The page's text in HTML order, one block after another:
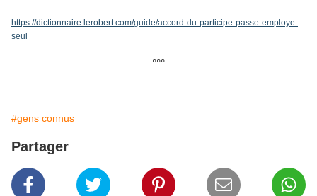
https://dictionnaire.lerobert.com/guide/accord-du-participe-passe-employe-
seul
°°°
#gens connus
Partager